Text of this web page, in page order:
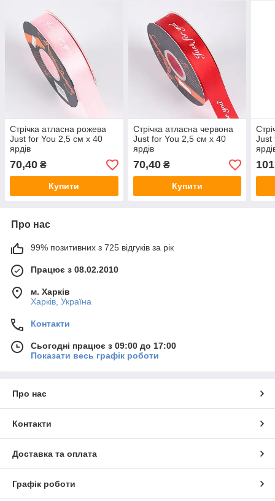
Стрічка атласна рожева
Just for You 2,5 см х 40
ярдів
70,40 ₴
Купити
Стрічка атласна червона
Just for You 2,5 см х 40
ярдів
70,40₴
Купити
Just
Про нас
99% позитивних з 725 відгуків за рік
Працює з 08.02.2010
м. Харків
Харків, Україна
Контакти
Сьогодні працює з 09:00 до 17:00
Показати весь графік роботи
Про нас
Контакти
Доставка та оплата
Графік роботи